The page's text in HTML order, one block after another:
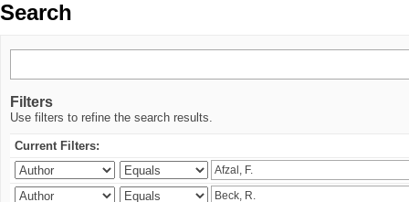
Search
Filters
Use filters to refine the search results.
Current Filters: